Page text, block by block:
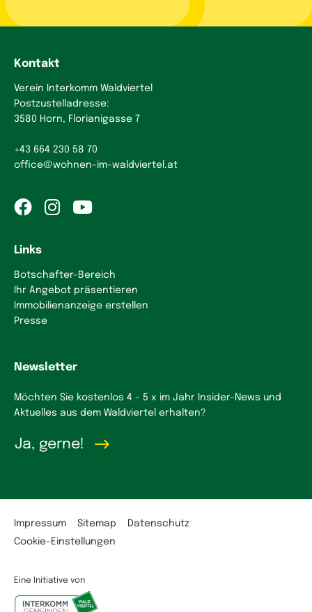
Kontakt
Verein Interkomm Waldviertel
Postzustelladresse:
3580 Horn, Florianigasse 7
+43 664 230 58 70
office@wohnen-im-waldviertel.at
Links
Botschafter-Bereich
Ihr Angebot präsentieren
Immobilienanzeige erstellen
Presse
Newsletter
Möchten Sie kostenlos 4 - 5 x im Jahr Insider-News und
Aktuelles aus dem Waldviertel erhalten?
Ja, gerne!
Impressum Sitemap
Datenschutz
Cookie-Einstellungen
Eine Initiative von